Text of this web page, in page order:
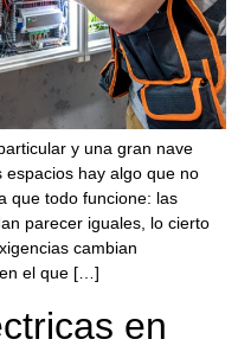
y una gran nave
espacios hay algo que no
que todo funcione: las
parecer iguales, lo cierto
cambian
el que […]
en